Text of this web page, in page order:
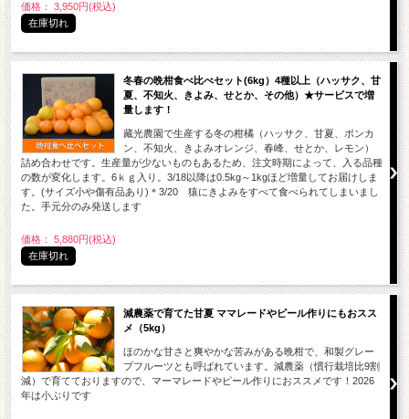
価格： 3,950円(税込)
在庫切れ
冬春の晩柑食べ比べセット(6kg）4種以上（ハッサク、甘
夏、不知火、きよみ、せとか、その他）★サービスで増
量します！
藏光農園で生産する冬の柑橘（ハッサク、甘夏、ポンカ
ン、不知火、きよみオレンジ、春峰、せとか、レモン）
詰め合わせです。生産量が少ないものもあるため、注文時期によって、入る品種
の数が変化します。6ｋｇ入り。3/18以降は0.5kg～1kgほど増量してお届けしま
す。(サイズ小や傷有品あり)＊3/20 猿にきよみをすべて食べられてしまいまし
た。手元分のみ発送します
価格： 5,880円(税込)
在庫切れ
減農薬で育てた甘夏 ママレードやピール作りにもおスス
メ（5kg）
ほのかな甘さと爽やかな苦みがある晩柑で、和製グレー
プフルーツとも呼ばれています。減農薬（慣行栽培比9割
減）で育てておりますので、マーマレードやピール作りにおススメです！2026
年は小ぶりです